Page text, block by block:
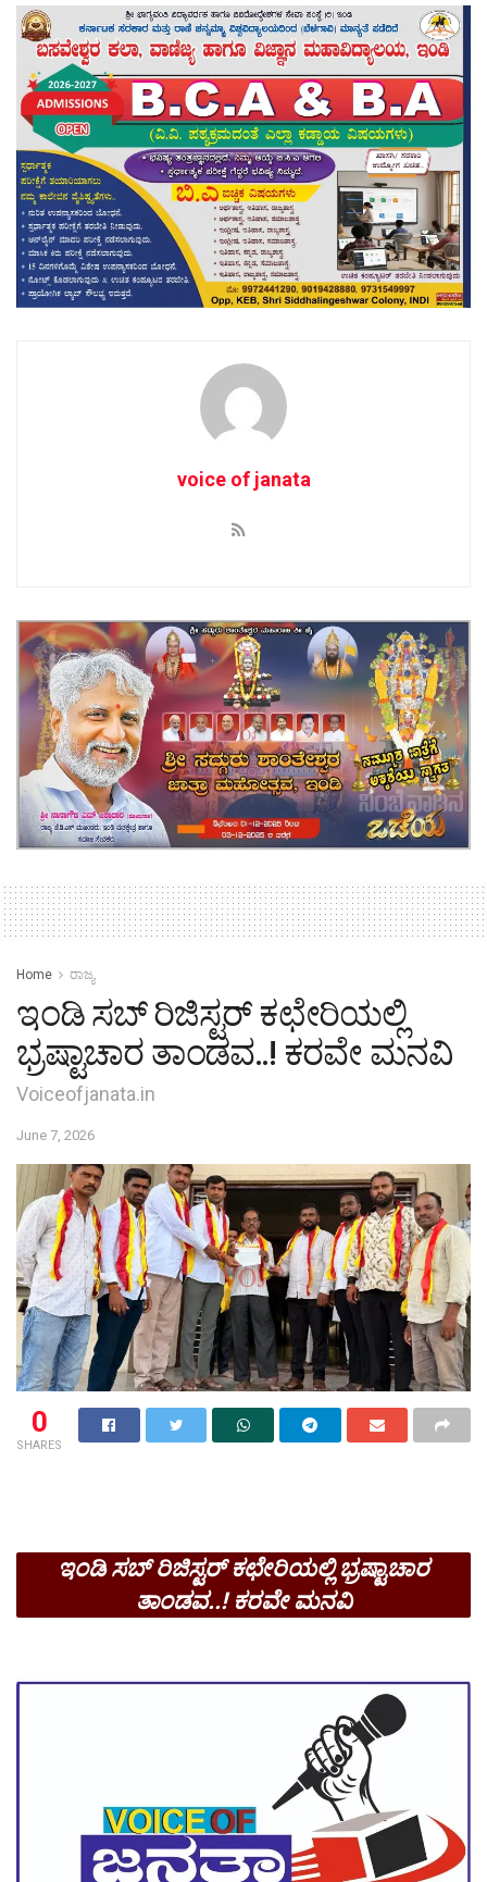
voice of janata
Home ರಾಜ್ಯ
ಇಂಡಿ ಸಬ್ ರಿಜಿಸ್ಟರ್ ಕಛೇರಿಯಲ್ಲಿ
ಭ್ರಷ್ಟಾಚಾರ ತಾಂಡವ..! ಕರವೇ ಮನವಿ
Voiceofjanata.in
June 7, 2026
0
SHARES
ಇಂಡಿ ಸಬ್ ರಿಜಿಸ್ಟರ್ ಕಛೇರಿಯಲ್ಲಿ ಭ್ರಷ್ಟಾಚಾರ
ತಾಂಡವ..! ಕರವೇ ಮನವಿ